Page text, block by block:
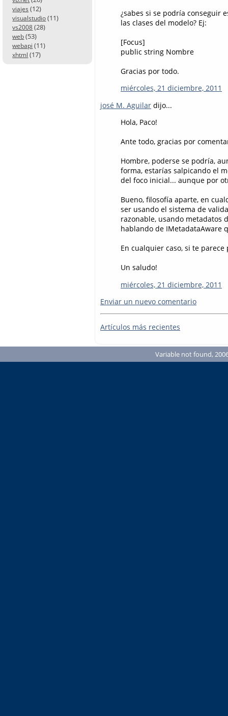
viajes (12)
visualstudio (11)
vs2008 (28)
web (53)
webapi (11)
xhtml (17)
¿sabes si se podría conseguir
las clases del modelo? Ej:
[Focus]
public string Nombre
Gracias por todo.
miércoles, 21 diciembre, 2011
josé M. Aguilar dijo...
Hola, Paco!
Ante todo, gracias por
Hombre, poderse se podría,
forma, estarías salpicando el
del foco inicial... aunque por
Bueno, filosofía aparte, en
ser usando el sistema de
razonable, usando metadatos
hablando de IMetadataAware
En cualquier caso, si te
Un saludo!
miércoles, 21 diciembre, 2011
Enviar un nuevo comentario
Artículos más recientes
Variable not found,